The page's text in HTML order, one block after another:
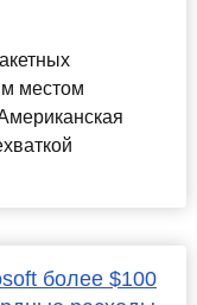
местом
более $100